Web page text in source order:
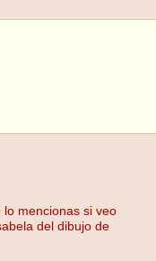
mencionas si veo
del dibujo de